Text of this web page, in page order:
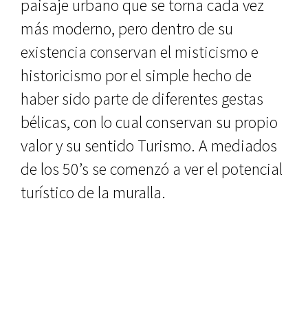
paisaje urbano que se torna cada vez
más moderno, pero dentro de su
existencia conservan el misti­cismo e
historicismo por el simple hecho de
haber sido parte de diferen­tes gestas
bélicas, con lo cual conser­van su propio
valor y su sentido Turismo. A mediados
de los 50’s se comenzó a ver el potencial
turístico de la muralla.